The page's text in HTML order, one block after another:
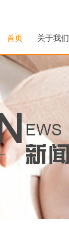
首页 关于我们